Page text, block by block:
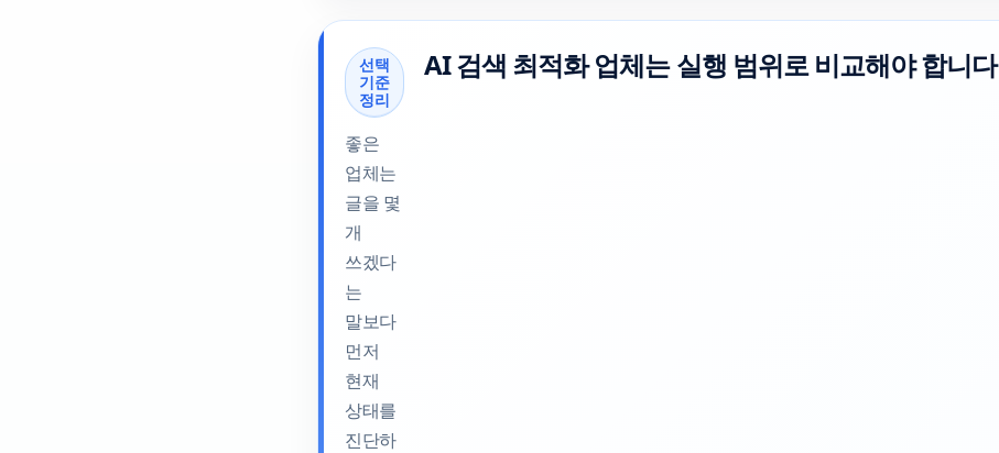
선택
기준
정리
AI 검색 최적화 업체는 실행 범위로 비교해야 합니다
좋은
업체는
글을 몇
개
쓰겠다
는
말보다
먼저
현재
상태를
진단하